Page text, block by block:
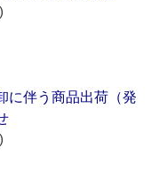
に伴う商品出荷（発